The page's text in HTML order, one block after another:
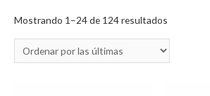
Mostrando 1–24 de 124 resultados